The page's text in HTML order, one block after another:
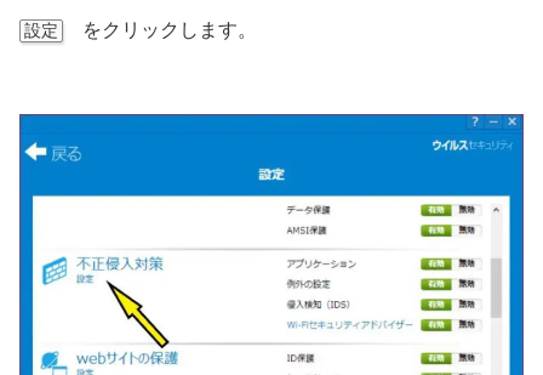
設定 をクリックします。